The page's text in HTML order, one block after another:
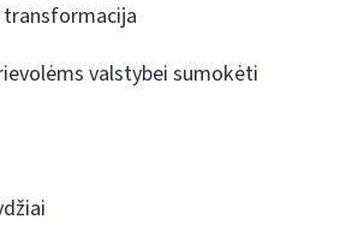
valstybei sumokėti